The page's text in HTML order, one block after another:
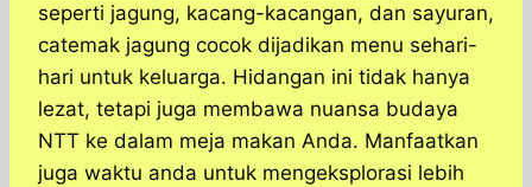
seperti jagung, kacang-kacangan, dan sayuran,
catemak jagung cocok dijadikan menu sehari-
hari untuk keluarga. Hidangan ini tidak hanya
lezat, tetapi juga membawa nuansa budaya
NTT ke dalam meja makan Anda. Manfaatkan
juga waktu anda untuk mengeksplorasi lebih